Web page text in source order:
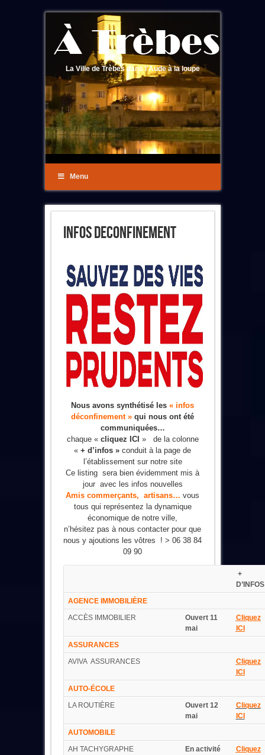
La Ville de Trèbes dans l'Aude à la loupe
Menu
INFOS DECONFINEMENT
Nous avons synthétisé les « infos
déconfinement » qui nous ont été
communiquées…
chaque « cliquez ICI » de la colonne
« + d’infos » conduit à la page de
l’établissement sur notre site
Ce listing sera bien évidemment mis à
jour avec les infos nouvelles
Amis commerçants, artisans… vous
tous qui représentez la dynamique
économique de notre ville,
n’hésitez pas à nous contacter pour que
nous y ajoutions les vôtres ! > 06 38 84
09 90
+
D’INFOS
AGENCE IMMOBILIÈRE
ACCÈS IMMOBILIER
Ouvert 11
mai
Cliquez
ICI
ASSURANCES
AVIVA ASSURANCES
Cliquez
ICI
AUTO-ÉCOLE
LA ROUTIÈRE
Ouvert 12
mai
Cliquez
ICI
AUTOMOBILE
AH TACHYGRAPHE
En activité
Cliquez